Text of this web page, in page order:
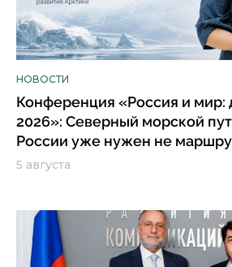
НОВОСТИ
Конференция «Россия и мир:
2026»: Северный морской
России уже нужен не
5 августа